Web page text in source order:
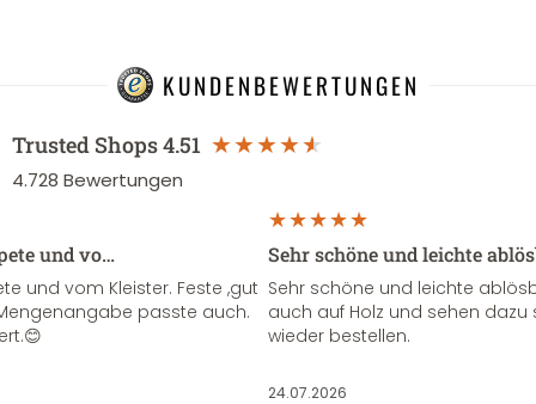
KUNDENBEWERTUNGEN
Trusted Shops4.51
4.728 Bewertungen
und vo…
und vom Kleister. Feste ,gut
passte auch.
Sehr schöne und leichte
Sehr schöne und leichte
auch auf Holz und sehen
wieder bestellen.
24.07.2026